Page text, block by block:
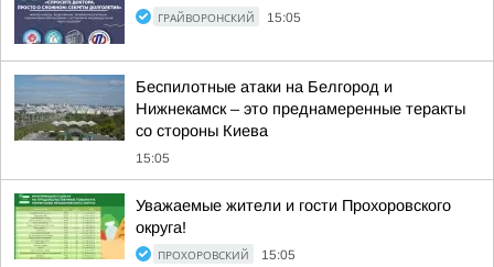
ГРАЙВОРОНСКИЙ 15:05
Беспилотные атаки на Белгород и
Нижнекамск – это преднамеренные теракты
со стороны Киева
15:05
Уважаемые жители и гости Прохоровского
округа!
ПРОХОРОВСКИЙ 15:05